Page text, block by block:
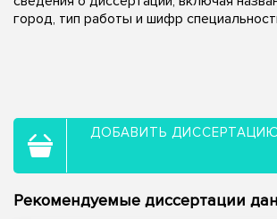
город, тип работы и шифр
ДОБАВИТЬ
Рекомендуемые диссертации